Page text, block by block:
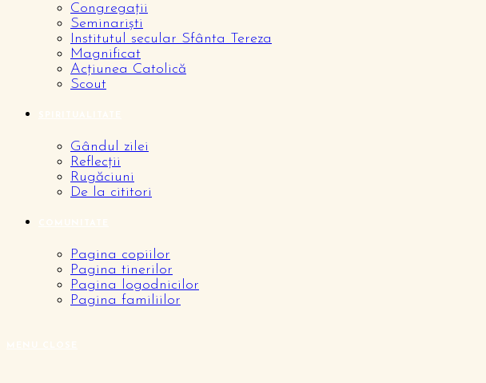
Congregații
Seminariști
Institutul secular Sfânta Tereza
Magnificat
Acțiunea Catolică
Scout
Gândul zilei
Reflecții
Rugăciuni
De la cititori
Pagina copiilor
Pagina tinerilor
Pagina logodnicilor
Pagina familiilor